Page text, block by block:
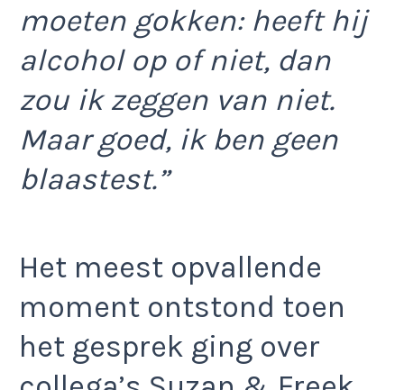
moeten gokken: heeft hij
alcohol op of niet, dan
zou ik zeggen van niet.
Maar goed, ik ben geen
blaastest.”
Het meest opvallende
moment ontstond toen
het gesprek ging over